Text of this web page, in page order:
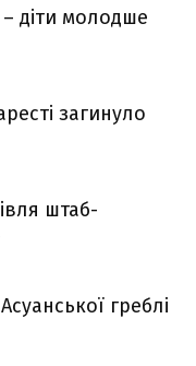
діти молодше
загинуло
штаб-
греблі